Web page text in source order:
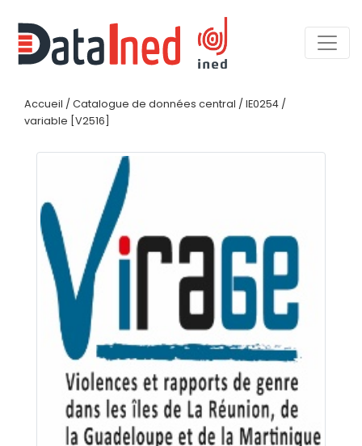
Accueil / Catalogue de données central / IE0254 /
variable [V2516]